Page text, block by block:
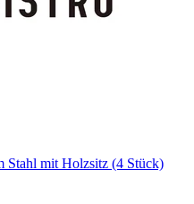
Stahl mit Holzsitz (4 Stück)